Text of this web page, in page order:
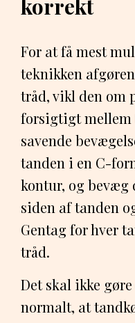
korrekt
For at få mest
teknikken
tråd, vikl den om
forsigtigt mellem
savende
tanden i en C-
kontur, og bevæg
siden af tanden
Gentag for hver
tråd.
Det skal ikke
normalt, at